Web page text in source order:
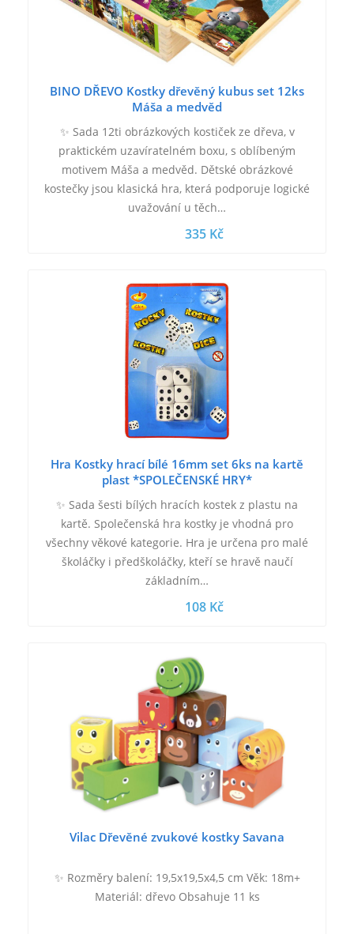
BINO DŘEVO Kostky dřevěný kubus set 12ks
Máša a medvěd
✨ Sada 12ti obrázkových kostiček ze dřeva, v
praktickém uzavíratelném boxu, s oblíbeným
motivem Máša a medvěd. Dětské obrázkové
kostečky jsou klasická hra, která podporuje logické
uvažování u těch…
335 Kč
Hra Kostky hrací bílé 16mm set 6ks na kartě
plast *SPOLEČENSKÉ HRY*
✨ Sada šesti bílých hracích kostek z plastu na
kartě. Společenská hra kostky je vhodná pro
všechny věkové kategorie. Hra je určena pro malé
školáčky i předškoláčky, kteří se hravě naučí
základním…
108 Kč
Vilac Dřevěné zvukové kostky Savana
✨ Rozměry balení: 19,5x19,5x4,5 cm Věk: 18m+
Materiál: dřevo Obsahuje 11 ks